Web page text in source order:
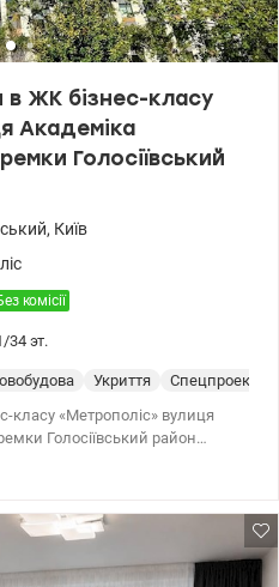
ЖК бізнес-класу
Академіка
Голосіївський
, Київ
комісії
34 эт.
Укриття Спецпроект
класу «Метрополіс» вулиця
Голосіївський район
та все необхідне).
заощадити час та гроші!
• Кухня + лоджія — 16 м² •